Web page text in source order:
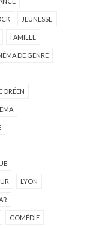
JEUNESSE
FAMILLE
DE GENRE
LYON
COMÉDIE